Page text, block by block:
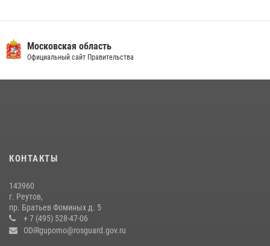
беспилотников в ДНР
22 июля 2026, 14:27
препятствий со стрельбой
Росгвардейцы открыли свои двери для школьников в Подмосковье
18 июля 2026, 07:03
Московская область
Официальный сайт Правительства
КОНТАКТЫ
143960
г. Реутов,
пр. Братьев Фоминых д. 5
+ 7 (495) 528-47-06
ODiRgupomo@rosguard.gov.ru